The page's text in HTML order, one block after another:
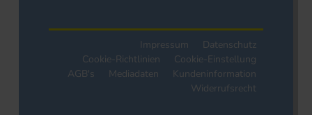
Impressum
Datenschutz
Cookie-Richtlinien
Cookie-Einstellung
AGB's
Mediadaten
Kundeninformation
Widerrufsrecht